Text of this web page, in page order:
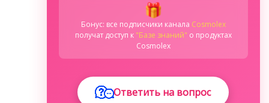
🎁
Бонус: все подписчики канала Cosmolex
получат доступ к "Базе знаний" о продуктах
Cosmolex
Ответить на вопрос